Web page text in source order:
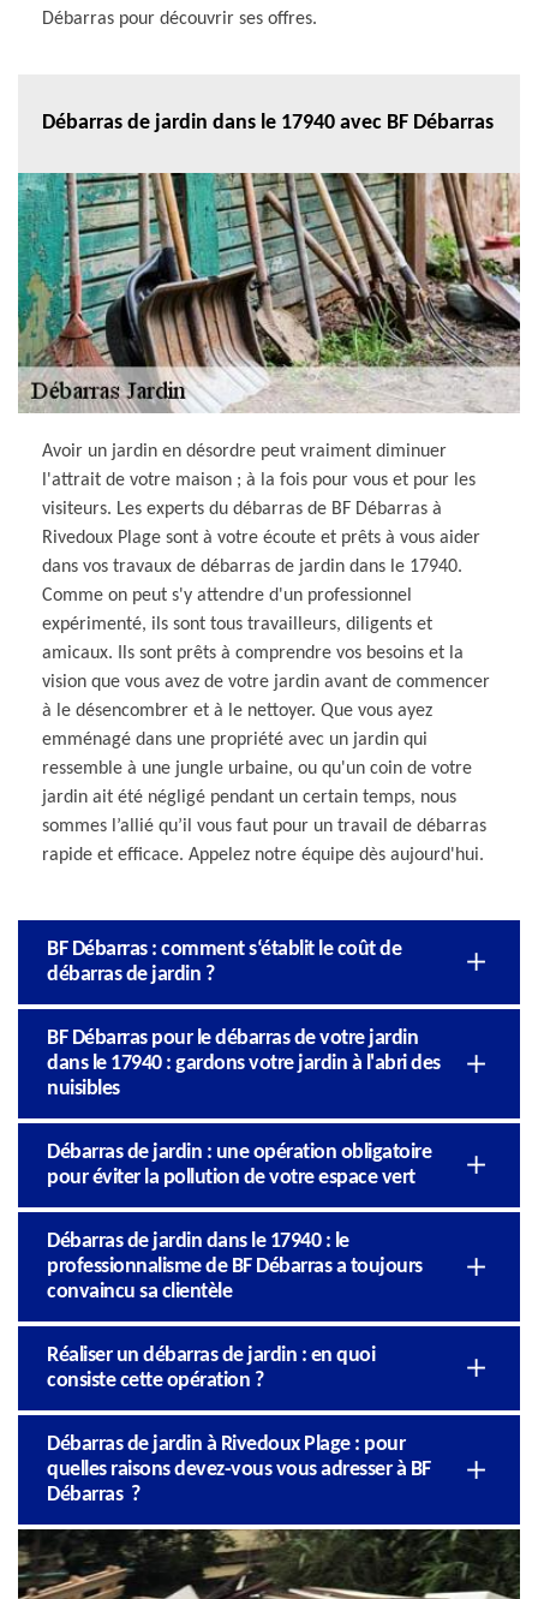
Débarras pour découvrir ses offres.
Débarras de jardin dans le 17940 avec BF Débarras
Avoir un jardin en désordre peut vraiment diminuer
l'attrait de votre maison ; à la fois pour vous et pour les
visiteurs. Les experts du débarras de BF Débarras à
Rivedoux Plage sont à votre écoute et prêts à vous aider
dans vos travaux de débarras de jardin dans le 17940.
Comme on peut s'y attendre d'un professionnel
expérimenté, ils sont tous travailleurs, diligents et
amicaux. Ils sont prêts à comprendre vos besoins et la
vision que vous avez de votre jardin avant de commencer
à le désencombrer et à le nettoyer. Que vous ayez
emménagé dans une propriété avec un jardin qui
ressemble à une jungle urbaine, ou qu'un coin de votre
jardin ait été négligé pendant un certain temps, nous
sommes l’allié qu’il vous faut pour un travail de débarras
rapide et efficace. Appelez notre équipe dès aujourd'hui.
BF Débarras : comment s‘établit le coût de
débarras de jardin ?
BF Débarras pour le débarras de votre jardin
dans le 17940 : gardons votre jardin à l'abri des
nuisibles
Débarras de jardin : une opération obligatoire
pour éviter la pollution de votre espace vert
Débarras de jardin dans le 17940 : le
professionnalisme de BF Débarras a toujours
convaincu sa clientèle
Réaliser un débarras de jardin : en quoi
consiste cette opération ?
Débarras de jardin à Rivedoux Plage : pour
quelles raisons devez-vous vous adresser à BF
Débarras ?